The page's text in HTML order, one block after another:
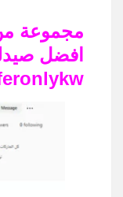
مجموعة
افضل